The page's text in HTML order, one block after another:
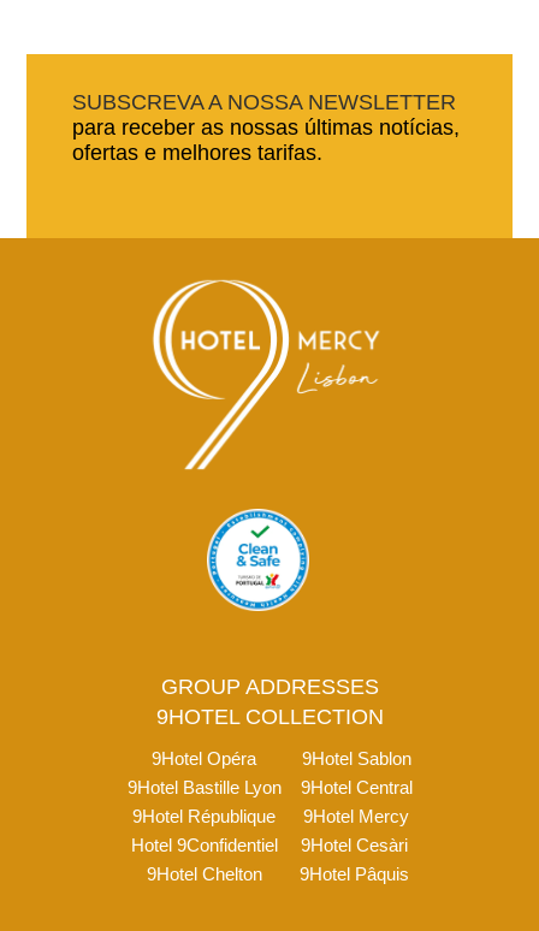
SUBSCREVA A NOSSA NEWSLETTER
para receber as nossas últimas notícias,
ofertas e melhores tarifas.
GROUP ADDRESSES
9HOTEL COLLECTION
9Hotel Opéra
9Hotel Sablon
9Hotel Bastille Lyon
9Hotel Central
9Hotel République
9Hotel Mercy
Hotel 9Confidentiel
9Hotel Cesàri
9Hotel Chelton
9Hotel Pâquis
EMPRESAS & GRUPOS
CONTATO